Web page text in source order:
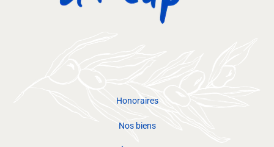
Honoraires
Nos biens